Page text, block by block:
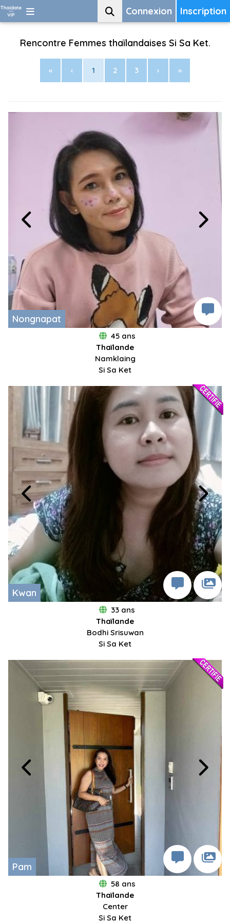
Inscription
Connexion
Rencontre Femmes thaïlandaises Si Sa Ket.
« ‹ 1 2 3 › »
Nongnapat
45 ans
Thaïlande
Namklaing
Si Sa Ket
Kwan
33 ans
Thaïlande
Bodhi Srisuwan
Si Sa Ket
Pam
58 ans
Thaïlande
Center
Si Sa Ket